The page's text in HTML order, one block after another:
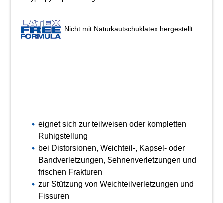
Nicht mit Naturkautschuklatex hergestellt
eignet sich zur teilweisen oder kompletten
Ruhigstellung
bei Distorsionen, Weichteil-, Kapsel- oder
Bandverletzungen, Sehnenverletzungen und
frischen Frakturen
zur Stützung von Weichteilverletzungen und
Fissuren